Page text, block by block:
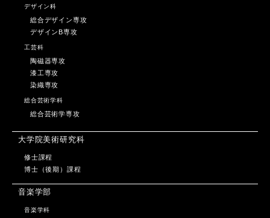
デザイン科
総合デザイン専攻
デザインB専攻
工芸科
陶磁器専攻
漆工専攻
染織専攻
総合芸術学科
総合芸術学専攻
大学院美術研究科
修士課程
博士（後期）課程
音楽学部
音楽学科